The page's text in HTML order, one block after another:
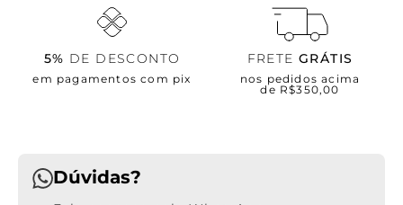
5% DE DESCONTO
em pagamentos com pix
FRETE GRÁTIS
nos pedidos acima
de R$350,00
Dúvidas?